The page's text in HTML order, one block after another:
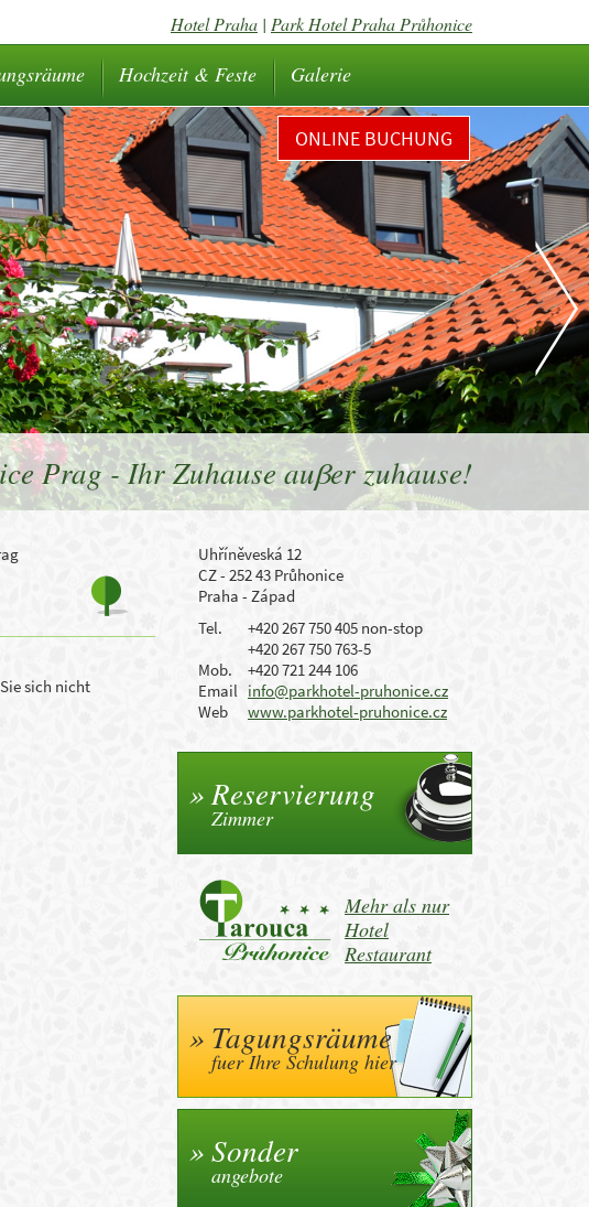
Hotel Praha | Park Hotel Praha Průhonice
Hochzeit & Feste Galerie
Prag - Ihr Zuhause auβer zuhause!
ONLINE BUCHUNG
sich nicht
Uhříněveská 12
CZ - 252 43 Průhonice
Praha - Západ
Tel.
+420 267 750 405 non-stop
+420 267 750 763-5
Mob.
+420 721 244 106
Email info@parkhotel-pruhonice.cz
Web
www.parkhotel-pruhonice.cz
Reservierung
Zimmer
Mehr als nur
Hotel
Restaurant
Tagungsräume
fuer Ihre Schulung hier
Sonder
angebote